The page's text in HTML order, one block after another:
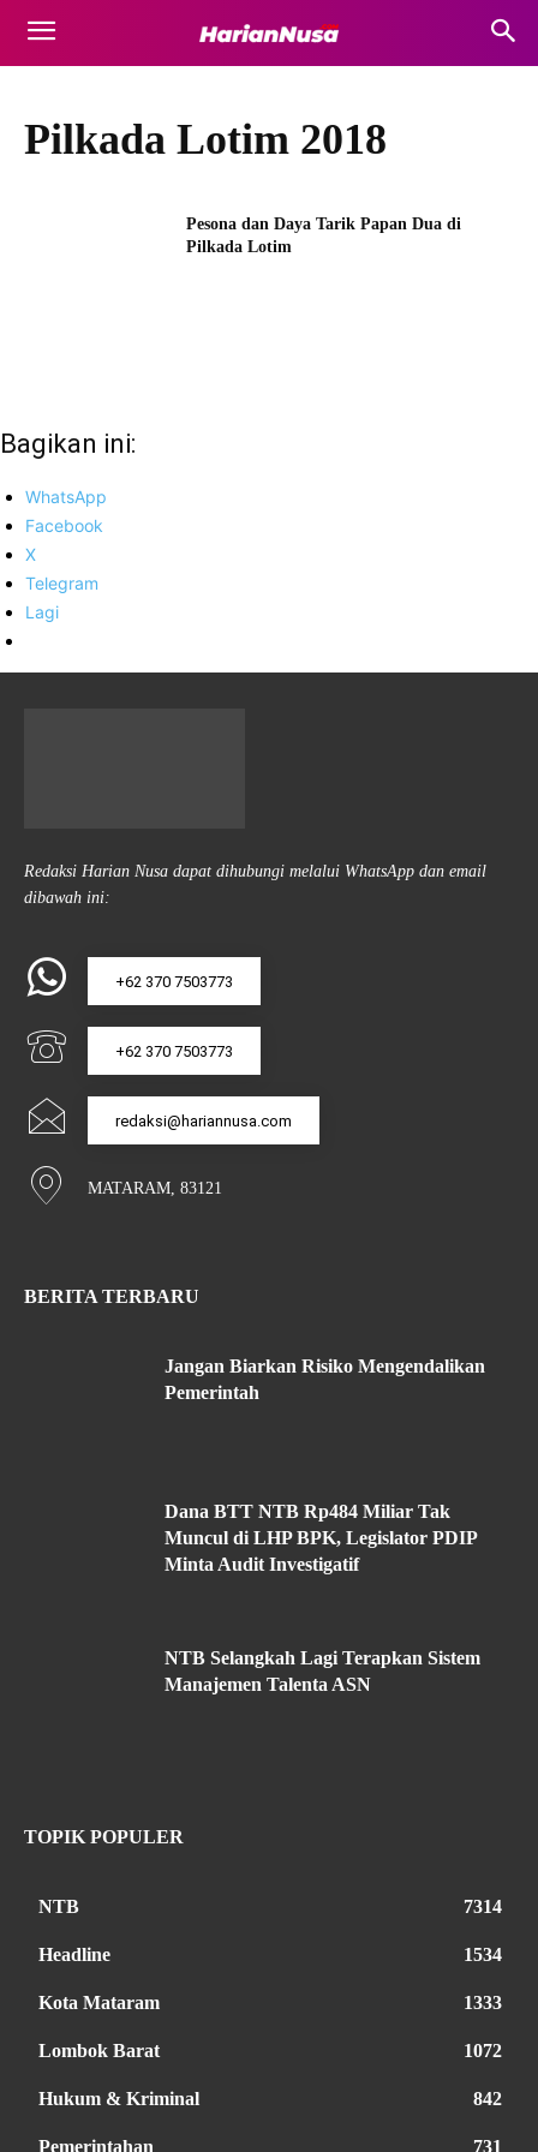
Pilkada Lotim 2018
Pesona dan Daya Tarik Papan Dua di
Pilkada Lotim
Bagikan ini:
WhatsApp
Facebook
X
Telegram
Lagi
Redaksi Harian Nusa dapat dihubungi melalui WhatsApp dan email
dibawah ini:
+62 370 7503773
+62 370 7503773
redaksi@hariannusa.com
MATARAM, 83121
BERITA TERBARU
Jangan Biarkan Risiko Mengendalikan
Pemerintah
Dana BTT NTB Rp484 Miliar Tak
Muncul di LHP BPK, Legislator PDIP
Minta Audit Investigatif
NTB Selangkah Lagi Terapkan Sistem
Manajemen Talenta ASN
TOPIK POPULER
NTB 7314
Headline 1534
Kota Mataram 1333
Lombok Barat 1072
Hukum & Kriminal 842
Pemerintahan 731